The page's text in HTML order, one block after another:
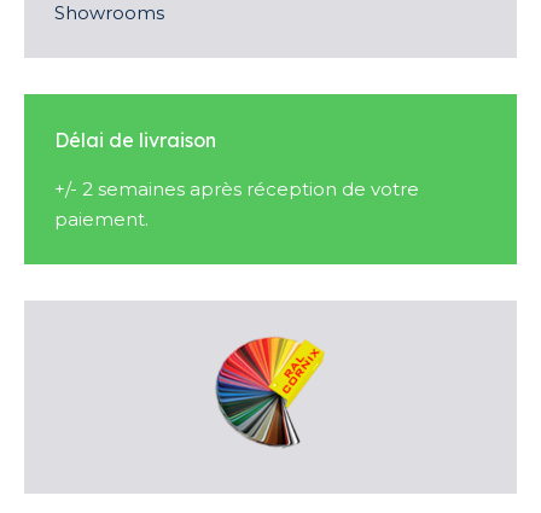
Showrooms
Délai de livraison
+/- 2 semaines après réception de votre
paiement.